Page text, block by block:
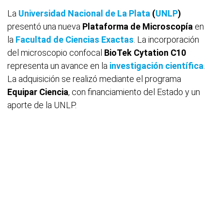
La Universidad Nacional de La Plata (UNLP)
presentó una nueva Plataforma de Microscopía en
la Facultad de Ciencias Exactas . La incorporación
del microscopio confocal BioTek Cytation C10
representa un avance en la investigación científica
La adquisición se realizó mediante el programa
Equipar Ciencia, con financiamiento del Estado y un
aporte de la UNLP.